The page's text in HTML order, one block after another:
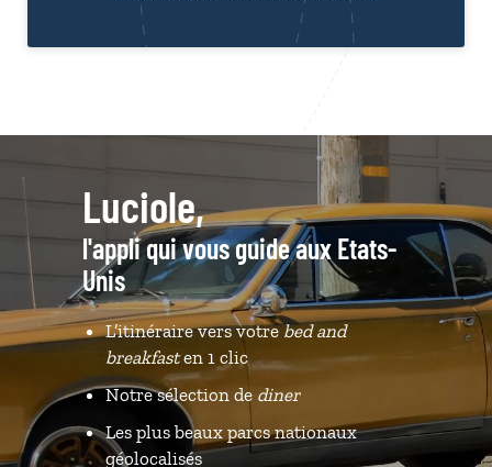
Luciole,
l'appli qui vous guide aux Etats-
Unis
L’itinéraire vers votrebed and
breakfasten 1 clic
Notre sélection de diner
Les plus beaux parcs nationaux
géolocalisés